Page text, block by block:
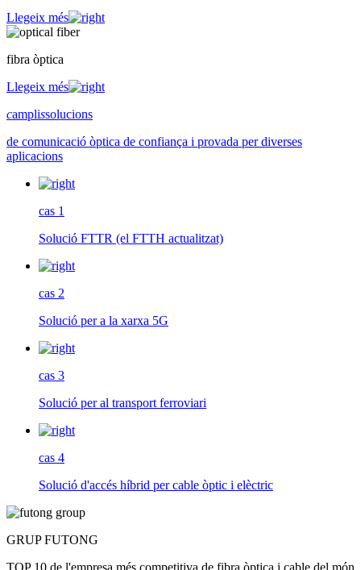
Llegeix més
fibra òptica
Llegeix més
camplissolucions
de comunicació òptica de confiança i provada per diverses
aplicacions
cas 1
Solució FTTR (el FTTH actualitzat)
cas 2
Solució per a la xarxa 5G
cas 3
Solució per al transport ferroviari
cas 4
Solució d'accés híbrid per cable òptic i elèctric
GRUP FUTONG
TOP 10 de l'empresa més competitiva de fibra òptica i cable del món